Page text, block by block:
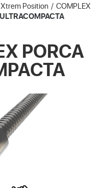
Position
COMPLEX
PORCA